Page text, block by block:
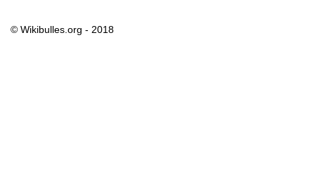
© Wikibulles.org - 2018